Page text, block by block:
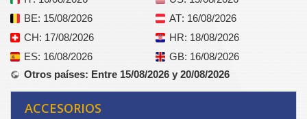
BE: 15/08/2026 AT: 16/08/2026
CH: 17/08/2026 HR: 18/08/2026
ES: 16/08/2026 GB: 16/08/2026
Otros países: Entre 15/08/2026 y 20/08/2026
ACCESORIOS